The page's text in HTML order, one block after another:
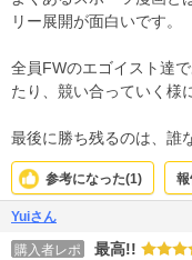
リー展開が面白いです。
全員FWのエゴイスト達
たり、競い合っていく様
最後に勝ち残るのは、誰
参考になった(1) 報
Yuiさん
購入者レポ
最高!!